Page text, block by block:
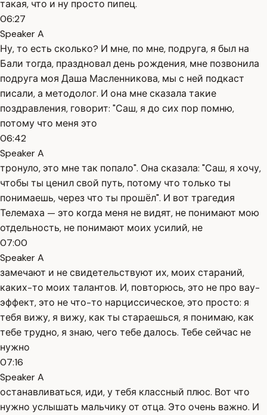
такая, что и ну просто пипец.
06:27
Speaker A
Ну, то есть сколько? И мне, по мне, подруга, я был на
Бали тогда, праздновал день рождения, мне позвонила
подруга моя Даша Масленникова, мы с ней подкаст
писали, а методолог. И она мне сказала такие
поздравления, говорит: "Саш, я до сих пор помню,
потому что меня это
06:42
Speaker A
тронуло, это мне так попало". Она сказала: "Саш, я хочу,
чтобы ты ценил свой путь, потому что только ты
понимаешь, через что ты прошёл". И вот трагедия
Телемаха — это когда меня не видят, не понимают мою
отдельность, не понимают моих усилий, не
07:00
Speaker A
замечают и не свидетельствуют их, моих стараний,
каких-то моих талантов. И, повторюсь, это не про вау-
эффект, это не что-то нарциссическое, это просто: я
тебя вижу, я вижу, как ты стараешься, я понимаю, как
тебе трудно, я знаю, чего тебе далось. Тебе сейчас не
нужно
07:16
Speaker A
останавливаться, иди, у тебя классный плюс. Вот что
нужно услышать мальчику от отца. Это очень важно. И